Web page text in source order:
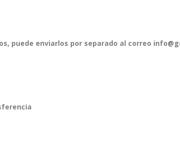
puede enviarlos por separado al correo